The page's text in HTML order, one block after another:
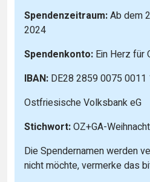
Spendenzeitraum:Ab dem
2024
Spendenkonto: Ein Herz für
IBAN: DE28 2859 0075 0011
Ostfriesische Volksbank eG
Stichwort:OZ+GA-
Die Spendernamen werden
nicht möchte, vermerke das